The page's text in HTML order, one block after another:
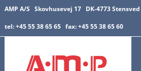
AMP A/S Skovhusevej 17 DK-4773 Stensved
tel: +45 55 38 65 65 fax: +45 55 38 65 60